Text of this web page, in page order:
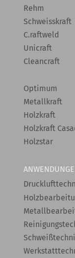
Rehm
Schweisskraft
C.raftweld
Unicraft
Cleancraft
Optimum
Metallkraft
Holzkraft
Holzkraft
Holzstar